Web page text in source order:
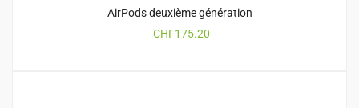
AirPods deuxième génération
CHF175.20